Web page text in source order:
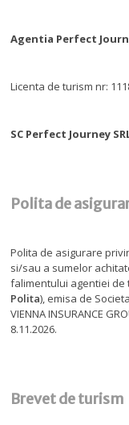
Agentia Perfect
Licenta de turism nr:
SC Perfect Journey
Polita de
Polita de asigurare
si/sau a sumelor
falimentului agentiei de
Polita), emisa de
VIENNA INSURANCE
8.11.2026.
Brevet de turism